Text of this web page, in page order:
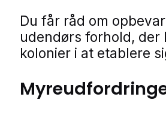
Du får råd om
udendørs forhold,
kolonier i at etablere